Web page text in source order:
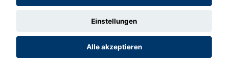
Einstellungen
Alle akzeptieren